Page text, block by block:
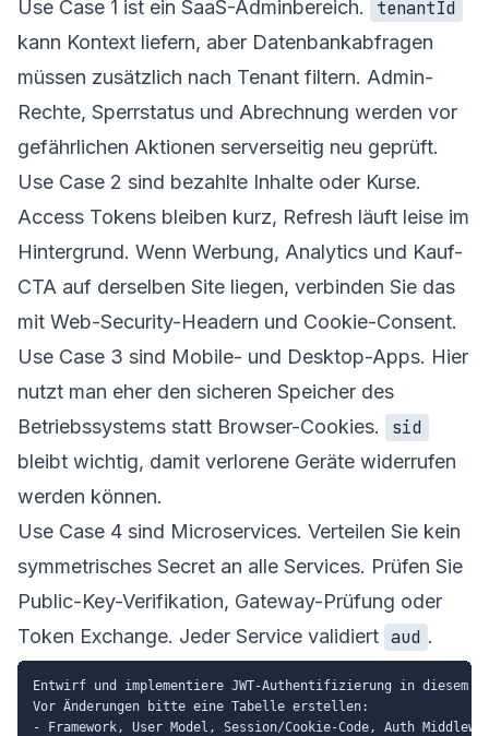
Use Case 1 ist ein SaaS-Adminbereich.
tenantId
kann Kontext liefern, aber Datenbankabfragen
müssen zusätzlich nach Tenant filtern. Admin-
Rechte, Sperrstatus und Abrechnung werden vor
gefährlichen Aktionen serverseitig neu geprüft.
Use Case 2 sind bezahlte Inhalte oder Kurse.
Access Tokens bleiben kurz, Refresh läuft leise im
Hintergrund. Wenn Werbung, Analytics und Kauf-
CTA auf derselben Site liegen, verbinden Sie das
mit Web-Security-Headern und Cookie-Consent.
Use Case 3 sind Mobile- und Desktop-Apps. Hier
nutzt man eher den sicheren Speicher des
Betriebssystems statt Browser-Cookies.
sid
bleibt wichtig, damit verlorene Geräte widerrufen
werden können.
Use Case 4 sind Microservices. Verteilen Sie kein
symmetrisches Secret an alle Services. Prüfen Sie
Public-Key-Verifikation, Gateway-Prüfung oder
Token Exchange. Jeder Service validiert aud .
Entwirf und implementiere JWT-Authentifizierung in diesem
Vor Änderungen bitte eine Tabelle erstellen:
- Framework, User Model, Session/Cookie-Code, Auth